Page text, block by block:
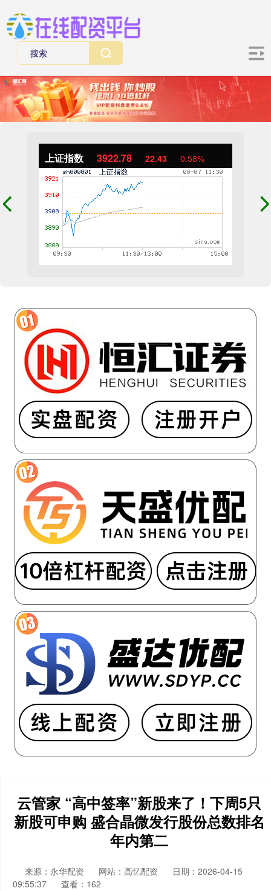
上证指数 3922.71 22.35 0.57%
云管家 “高中签率”新股来了！下周5只
新股可申购 盛合晶微发行股份总数排名
年内第二
来源：永华配资 网站：高忆配资
日期：2026-04-15
09:55:37
查看：162